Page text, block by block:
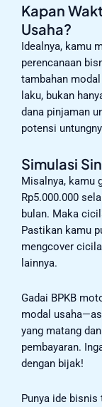
Kapan
Usaha?
Idealnya, kamu
perencanaan
tambahan
laku, bukan
dana pinjaman
potensi
Simulasi
Misalnya, kamu
Rp5.000.000
bulan. Maka
Pastikan kamu
mengcover
lainnya.
Gadai BPKB
modal
yang matang
pembayaran.
dengan bijak!
Punya ide bisnis